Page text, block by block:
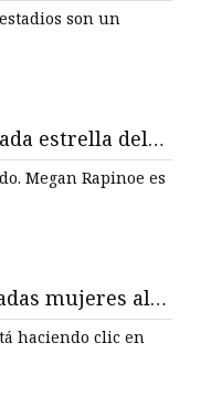
son un
estrella del
Megan Rapinoe es
mujeres al